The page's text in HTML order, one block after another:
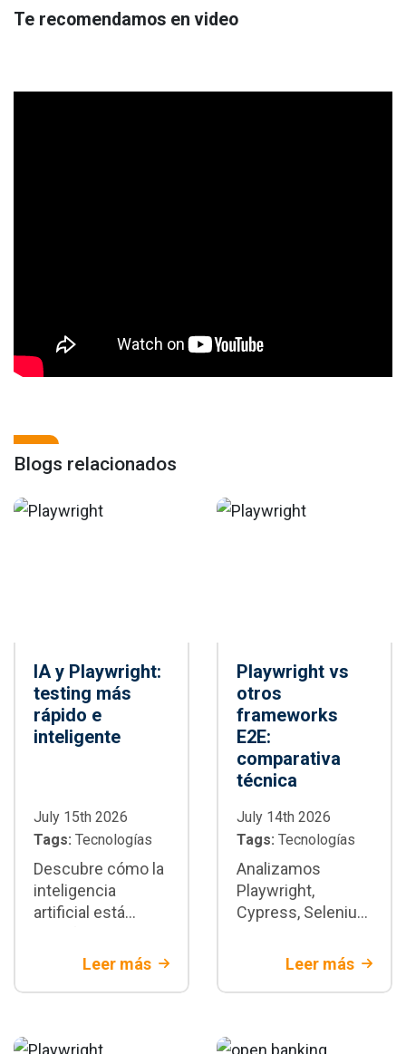
Te recomendamos en video
Blogs relacionados
IA y Playwright:
testing más
rápido e
inteligente
July 15th 2026
Tags: Tecnologías
Descubre cómo la
inteligencia
artificial está
automatización de
Playwright:
tests,
Leer más
Playwright vs
otros
frameworks
E2E:
comparativa
técnica
July 14th 2026
Tags: Tecnologías
Analizamos
Playwright,
Cypress, Selenium
criterios técnicos
Descubre cuándo
mejor decisión
Leer más